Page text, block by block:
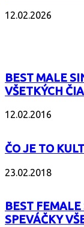
12.02.2026
BEST MALE
VŠETKÝCH
12.02.2016
ČO JE TO
23.02.2018
BEST
SPEVÁČKY